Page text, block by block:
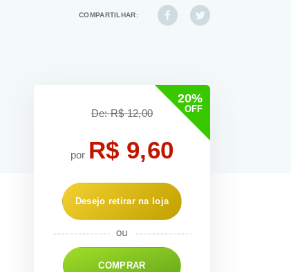
COMPARTILHAR:
20%
OFF
De: R$ 12,00
por R$ 9,60
Desejo retirar na loja
COMPRAR